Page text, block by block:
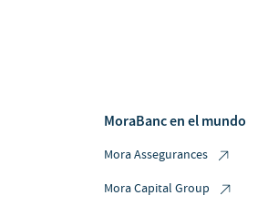
MoraBanc en el mundo
Mora Assegurances
Mora Capital Group